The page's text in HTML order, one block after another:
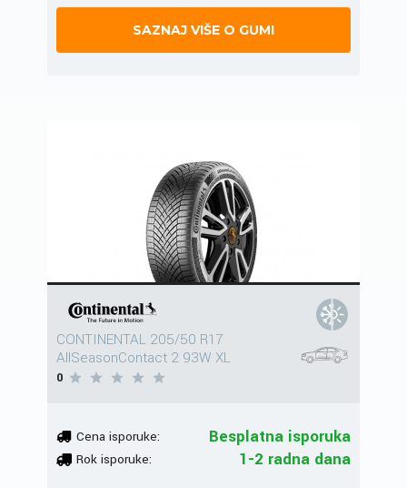
SAZNAJ VIŠE O GUMI
CONTINENTAL 205/50 R17
AllSeasonContact 2 93W XL
0
Cena isporuke: Besplatna isporuka
Rok isporuke: 1-2 radna dana